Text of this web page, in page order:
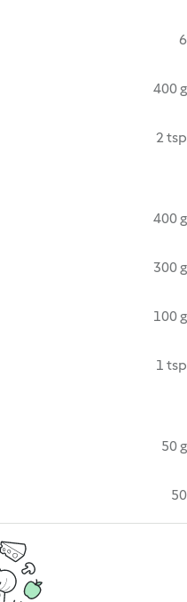
6
400 g
2 tsp
400 g
300 g
100 g
1 tsp
50 g
50